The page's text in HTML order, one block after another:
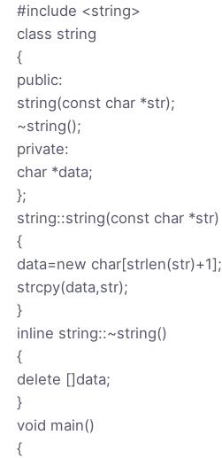
#include <string>
class string
{
public:
string(const char *str);
~string();
private:
char *data;
};
string::string(const char *str)
{
data=new char[strlen(str)+1];
strcpy(data,str);
}
inline string::~string()
{
delete []data;
}
void main()
{